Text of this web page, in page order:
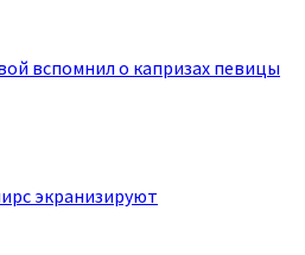
вспомнил о капризах певицы
экранизируют